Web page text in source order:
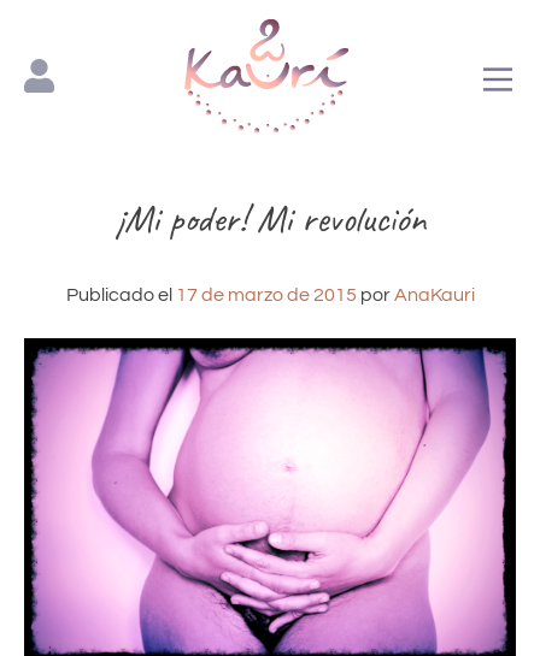
¡Mi poder! Mi revolución
Publicado el 17 de marzo de 2015 porAnaKauri